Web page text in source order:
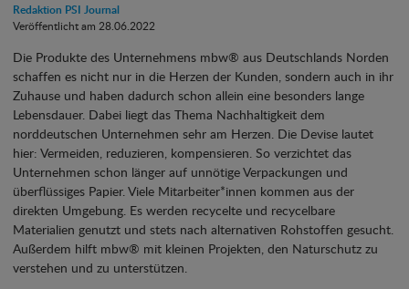
Redaktion PSI Journal
Veröffentlicht am 28.06.2022
Die Produkte des Unternehmens mbw® aus Deutschlands Norden
schaffen es nicht nur in die Herzen der Kunden, sondern auch in ihr
Zuhause und haben dadurch schon allein eine besonders lange
Lebensdauer. Dabei liegt das Thema Nachhaltigkeit dem
norddeutschen Unternehmen sehr am Herzen. Die Devise lautet
hier: Vermeiden, reduzieren, kompensieren. So verzichtet das
Unternehmen schon länger auf unnötige Verpackungen und
überflüssiges Papier. Viele Mitarbeiter*innen kommen aus der
direkten Umgebung. Es werden recycelte und recycelbare
Materialien genutzt und stets nach alternativen Rohstoffen gesucht.
Außerdem hilft mbw® mit kleinen Projekten, den Naturschutz zu
verstehen und zu unterstützen.